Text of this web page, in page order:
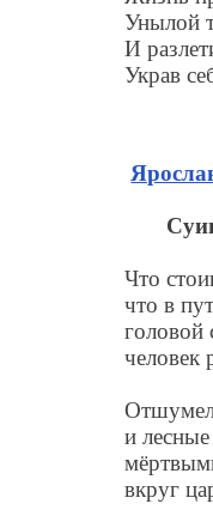
Унылой
И
Украв
Что
что в
головой
человек
и
вкруг